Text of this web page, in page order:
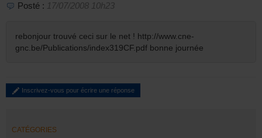
Posté : 17/07/2008 10h23
rebonjour trouvé ceci sur le net ! http://www.cne-
gnc.be/Publications/index319CF.pdf bonne journée
Inscrivez-vous pour écrire une réponse
CATÉGORIES